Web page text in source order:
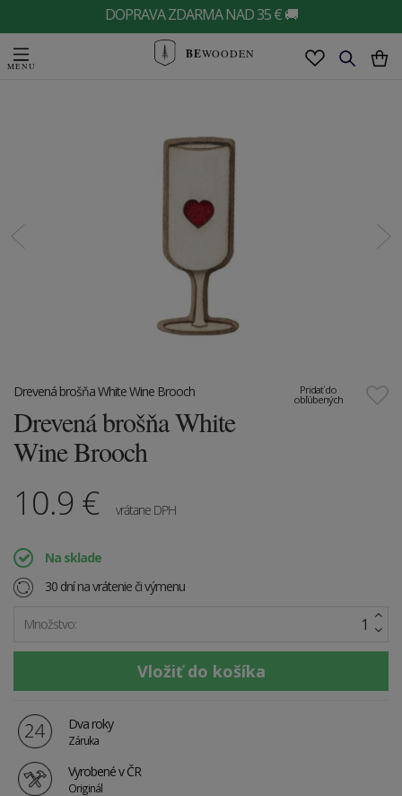
DOPRAVA ZDARMA NAD 35 € 🚚
BEWOODEN
Pridať do
obľúbených
Drevená brošňa White Wine Brooch
Drevená brošňa White
Wine Brooch
10.9 € vrátane DPH
Na sklade
30 dní na vrátenie či výmenu
Množstvo:
Dva roky
Záruka
Vyrobené v ČR
Originál